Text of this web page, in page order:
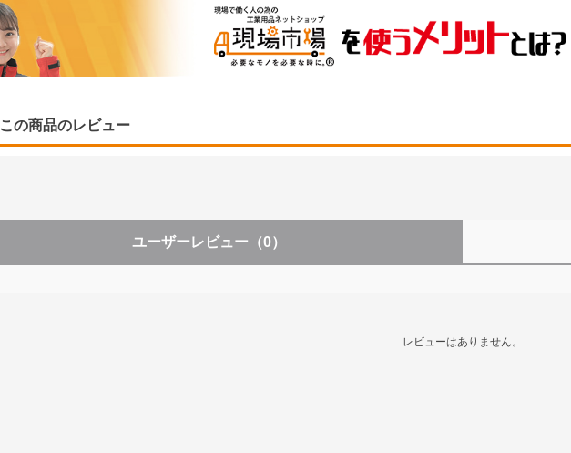
この商品のレビュー
ユーザーレビュー （0）
レビューはありません。